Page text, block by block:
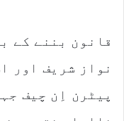
قانون بننے کے
نواز شریف اور
پیٹرن اِن چیف